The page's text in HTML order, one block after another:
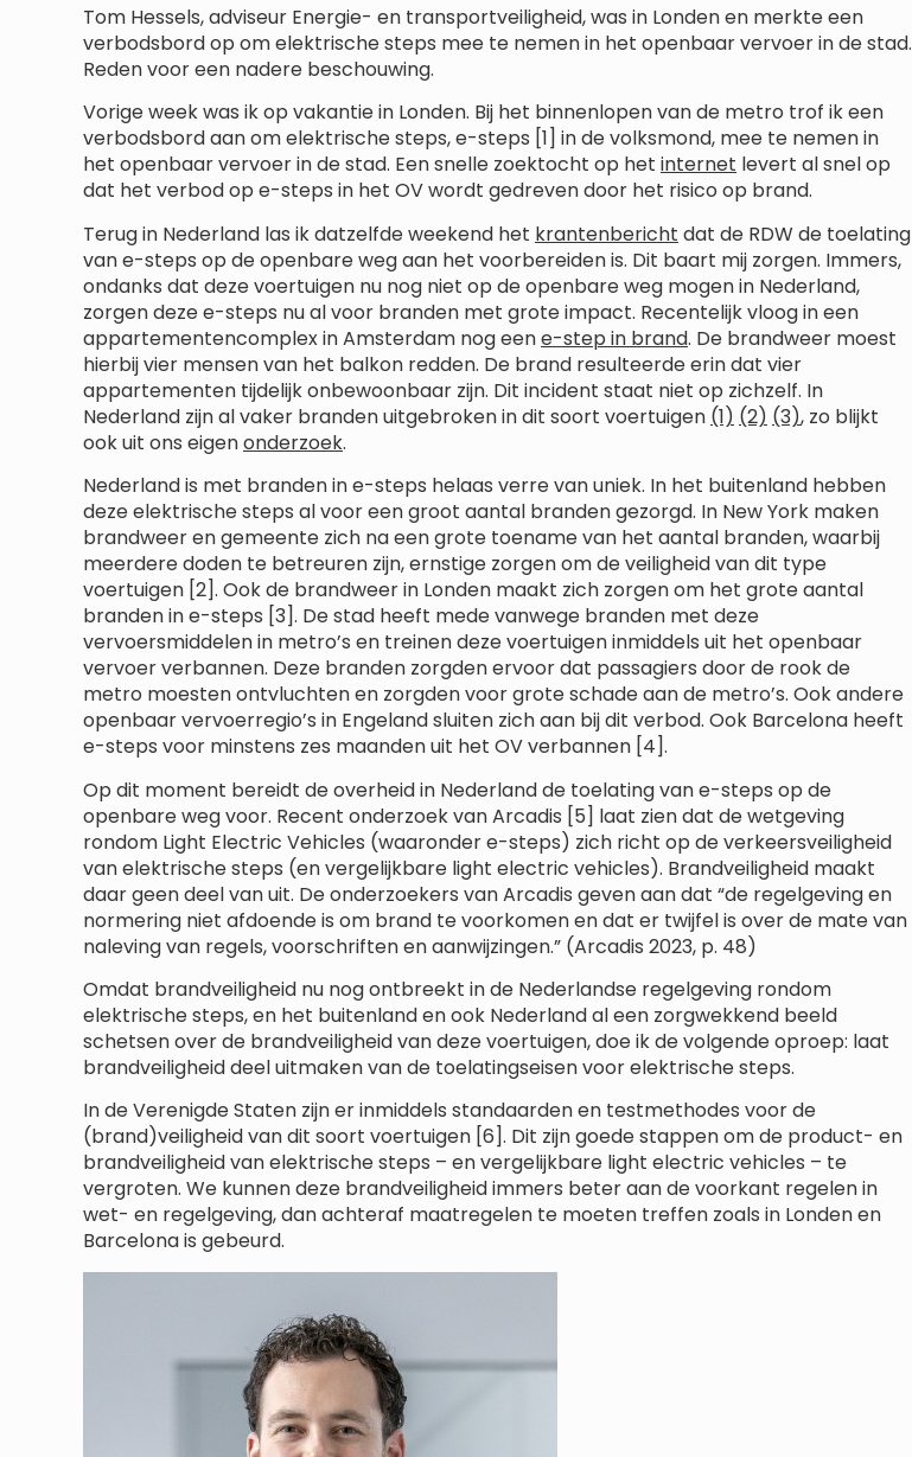
Tom Hessels, adviseur Energie- en transportveiligheid, was in Londen en merkte een
verbodsbord op om elektrische steps mee te nemen in het openbaar vervoer in de stad.
Reden voor een nadere beschouwing.
Vorige week was ik op vakantie in Londen. Bij het binnenlopen van de metro trof ik een
verbodsbord aan om elektrische steps, e-steps [1] in de volksmond, mee te nemen in
het openbaar vervoer in de stad. Een snelle zoektocht op het internet levert al snel op
dat het verbod op e-steps in het OV wordt gedreven door het risico op brand.
Terug in Nederland las ik datzelfde weekend het krantenbericht dat de RDW de toelating
van e-steps op de openbare weg aan het voorbereiden is. Dit baart mij zorgen. Immers,
ondanks dat deze voertuigen nu nog niet op de openbare weg mogen in Nederland,
zorgen deze e-steps nu al voor branden met grote impact. Recentelijk vloog in een
appartementencomplex in Amsterdam nog eene-step in brand. De brandweer moest
hierbij vier mensen van het balkon redden. De brand resulteerde erin dat vier
appartementen tijdelijk onbewoonbaar zijn. Dit incident staat niet op zichzelf. In
Nederland zijn al vaker branden uitgebroken in dit soort voertuigen (1) (2) (3), zo blijkt
ook uit ons eigenonderzoek.
Nederland is met branden in e-steps helaas verre van uniek. In het buitenland hebben
deze elektrische steps al voor een groot aantal branden gezorgd. In New York maken
brandweer en gemeente zich na een grote toename van het aantal branden, waarbij
meerdere doden te betreuren zijn, ernstige zorgen om de veiligheid van dit type
voertuigen [2]. Ook de brandweer in Londen maakt zich zorgen om het grote aantal
branden in e-steps [3]. De stad heeft mede vanwege branden met deze
vervoersmiddelen in metro’s en treinen deze voertuigen inmiddels uit het openbaar
vervoer verbannen. Deze branden zorgden ervoor dat passagiers door de rook de
metro moesten ontvluchten en zorgden voor grote schade aan de metro’s. Ook andere
openbaar vervoerregio’s in Engeland sluiten zich aan bij dit verbod. Ook Barcelona heeft
e-steps voor minstens zes maanden uit het OV verbannen [4].
Op dit moment bereidt de overheid in Nederland de toelating van e-steps op de
openbare weg voor. Recent onderzoek van Arcadis [5] laat zien dat de wetgeving
rondom Light Electric Vehicles (waaronder e-steps) zich richt op de verkeersveiligheid
van elektrische steps (en vergelijkbare light electric vehicles). Brandveiligheid maakt
daar geen deel van uit. De onderzoekers van Arcadis geven aan dat “de regelgeving en
normering niet afdoende is om brand te voorkomen en dat er twijfel is over de mate van
naleving van regels, voorschriften en aanwijzingen.” (Arcadis 2023, p. 48)
Omdat brandveiligheid nu nog ontbreekt in de Nederlandse regelgeving rondom
elektrische steps, en het buitenland en ook Nederland al een zorgwekkend beeld
schetsen over de brandveiligheid van deze voertuigen, doe ik de volgende oproep: laat
brandveiligheid deel uitmaken van de toelatingseisen voor elektrische steps.
In de Verenigde Staten zijn er inmiddels standaarden en testmethodes voor de
(brand)veiligheid van dit soort voertuigen [6]. Dit zijn goede stappen om de product- en
brandveiligheid van elektrische steps – en vergelijkbare light electric vehicles – te
vergroten. We kunnen deze brandveiligheid immers beter aan de voorkant regelen in
wet- en regelgeving, dan achteraf maatregelen te moeten treffen zoals in Londen en
Barcelona is gebeurd.